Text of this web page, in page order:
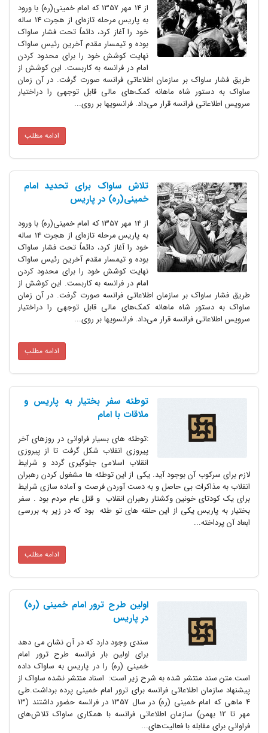
از 14 مهر 1357 که امام خمینی(ره) با ورود
به پاریس مرحله تازه‌ای از هجرت 14 ساله
خود را آغاز کرد، دائماً تحت فشار ساواک
بوده و تیمسار مقدم آخرین رئیس ساواک
نهایت کوشش خود را برای محدود کردن
امام در فرانسه به کاربست. این کوشش از
طریق فشار ساواک بر سازمان اطلاعاتی فرانسه صورت گرفت. در آن زمان
ساواک به دستور شاه ماهانه کمک‌های مالی قابل توجهی را دراختیار
سرویس اطلاعاتی فرانسه قرار می‌داد. فرانسویها بر روی...
ادامه مطلب
تلاش ساواک برای تحدید امام
خمینی(ره) در پاریس
از 14 مهر 1357 که امام خمینی(ره) با ورود
به پاریس مرحله تازه‌ای از هجرت 14 ساله
خود را آغاز کرد، دائماً تحت فشار ساواک
بوده و تیمسار مقدم آخرین رئیس ساواک
نهایت کوشش خود را برای محدود کردن
امام در فرانسه به کاربست. این کوشش از
طریق فشار ساواک بر سازمان اطلاعاتی فرانسه صورت گرفت. در آن زمان
ساواک به دستور شاه ماهانه کمک‌های مالی قابل توجهی را دراختیار
سرویس اطلاعاتی فرانسه قرار می‌داد. فرانسویها بر روی...
ادامه مطلب
توطئه سفر بختیار به پاریس و
ملاقات با امام
:توطئه های بسیار فراوانی در روزهای آخر
پیروزی انقلاب شکل گرفت تا از پیروزی
انقلاب اسلامی جلوگیری گردد و شرایط
لازم برای سرکوب آن بوجود آید. یکی از این توطئه ها مشغول کردن رهبران
انقلاب به مذاکرات بی حاصل و به دست آوردن فرصت و آماده سازی شرایط
برای یک کودتای خونین وکشتار رهبران انقلاب و قتل عام مردم بود . سفر
بختیار به پاریس یکی از این حلقه های تو طئه بود که در زیر به بررسی
ابعاد آن پرداخته...
ادامه مطلب
اولین طرح ترور امام خمینی (ره)
در پاریس
سندی وجود دارد که در آن نشان می دهد
برای اولین بار فرانسه طرح ترور امام
خمینی (ره) را در پاریس به ساواک داده
است.متن سند منتشر شده به شرح زیر است: اسناد منتشر نشده‌ ساواک از
پیشنهاد سازمان اطلاعاتی فرانسه برای ترور امام خمینی پرده برداشت.طی
4 ماهی که امام خمینی (ره) در سال 1357 در فرانسه حضور داشتند (13
مهر تا 12 بهمن) سازمان اطلاعاتی فرانسه با همکاری ساواک تلاش‌های
فراوانی برای مقابله با فعالیت‌های...